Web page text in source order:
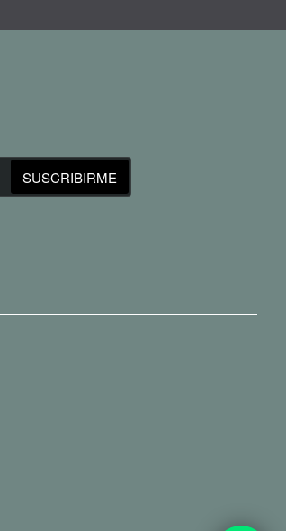
SUSCRIBIRME